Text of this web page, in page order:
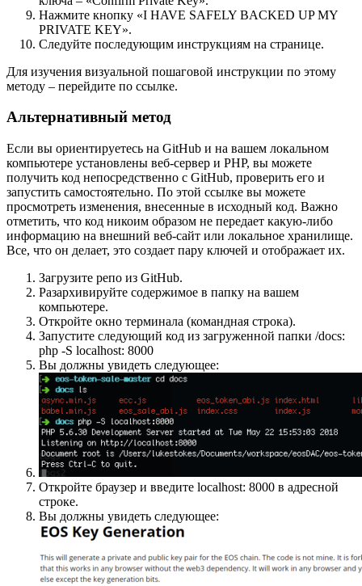
Нажмите кнопку «I HAVE SAFELY BACKED UP MY
PRIVATE KEY».
Следуйте последующим инструкциям на странице.
Для изучения визуальной пошаговой инструкции по этому
методу – перейдите по ссылке.
Альтернативный метод
Если вы ориентируетесь на GitHub и на вашем локальном
компьютере установлены веб-сервер и PHP, вы можете
получить код непосредственно с GitHub, проверить его и
запустить самостоятельно. По этой ссылке вы можете
просмотреть изменения, внесенные в исходный код. Важно
отметить, что код никоим образом не передает какую-либо
информацию на внешний веб-сайт или локальное хранилище.
Все, что он делает, это создает пару ключей и отображает их.
Загрузите репо из GitHub.
Разархивируйте содержимое в папку на вашем
компьютере.
Откройте окно терминала (командная строка).
Запустите следующий код из загруженной папки /docs:
php -S localhost: 8000
Вы должны увидеть следующее:
Откройте браузер и введите localhost: 8000 в адресной
строке.
Вы должны увидеть следующее: